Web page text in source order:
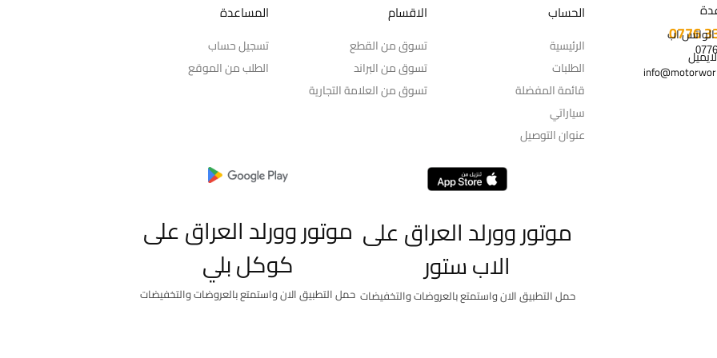
الواتس اب
الحساب
الرئيسية
الطلبات
قائمة المفضلة
سياراتي
عنوان التوصيل
الاقسام
تسوق من القطع
تسوق من البراند
تسوق من العلامة التجارية
المساعدة
تسجيل حساب
الطلب من الموقع
موتور وورلد العراق على
الاب ستور
حمل التطبيق الان واستمتع بالعروضات والتخفيضات
موتور وورلد العراق على
كوكل بلي
حمل التطبيق الان واستمتع بالعروضات والتخفيضات